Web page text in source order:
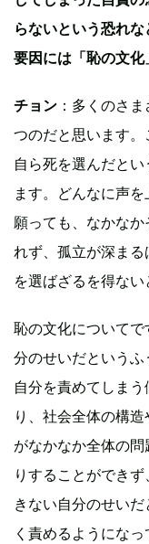
らないという恐れ
要因には「恥の文化
チョン ：多くのさ
つのだと思います
自ら死を選んだと
ます。どんなに声
願っても、なかな
れず、孤立が深ま
を選ばざるを得ない
恥の文化について
分のせいだという
自分を責めてしま
り、社会全体の構
がなかなか全体の
りすることができ
きない自分のせい
く責めるようにな